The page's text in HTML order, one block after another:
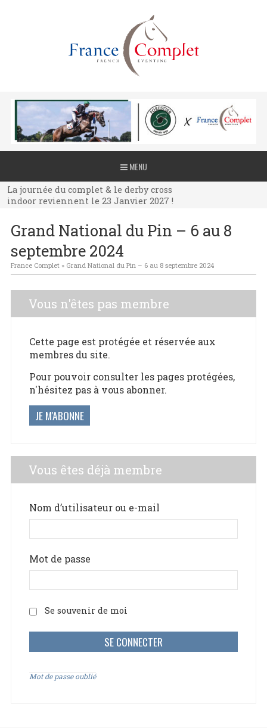
MENU
La journée du complet & le derby cross
indoor reviennent le 23 Janvier 2027 !
La journée du complet & le derby cross
indoor reviennent le 23 Janvier 2027 !
indoor reviennent le 23 Janvier 2027 !
Grand National du Pin – 6 au 8
septembre 2024
France Complet» Grand National du Pin – 6 au 8 septembre 2024
Vous n'êtes pas membre
Cette page est protégée et réservée aux
membres du site.
Pour pouvoir consulter les pages protégées,
n'hésitez pas à vous abonner.
JE M'ABONNE
Vous êtes déjà membre
Nom d’utilisateur ou e-mail
Mot de passe
Se souvenir de moi
Mot de passe oublié